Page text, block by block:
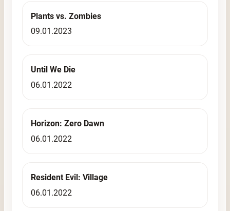
Plants vs. Zombies
09.01.2023
Until We Die
06.01.2022
Horizon: Zero Dawn
06.01.2022
Resident Evil: Village
06.01.2022